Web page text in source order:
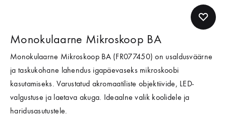
Monokulaarne Mikroskoop BA
Monokulaarne Mikroskoop BA (FR077450) on usaldusväärne
ja taskukohane lahendus igapäevaseks mikroskoobi
kasutamiseks. Varustatud akromaatiliste objektiivide, LED-
valgustuse ja laetava akuga. Ideaalne valik koolidele ja
haridusasutustele.